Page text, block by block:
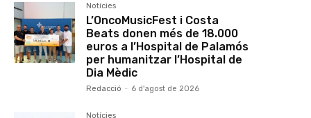
Notícies
L’OncoMusicFest i Costa
Beats donen més de 18.000
euros a l’Hospital de Palamós
per humanitzar l’Hospital de
Dia Mèdic
Redacció - 6 d'agost de 2026
Notícies